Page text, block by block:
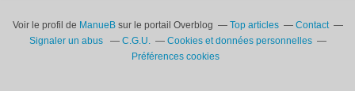
Voir le profil de ManueBsur le portail Overblog Top articles
Contact
Signaler un abus
C.G.U.
Cookies et données personnelles
Préférences cookies